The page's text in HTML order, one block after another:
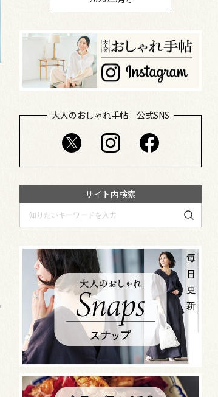
大人のおしゃれ手帖 公式SNS
サイト内検索